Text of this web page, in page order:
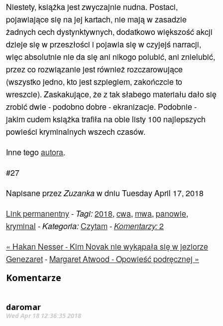
Niestety, książka jest zwyczajnie nudna. Postaci,
pojawiające się na jej kartach, nie mają w zasadzie
żadnych cech dystynktywnych, dodatkowo większość akcji
dzieje się w przeszłości i pojawia się w czyjejś narracji,
więc absolutnie nie da się ani nikogo polubić, ani znielubić,
przez co rozwiązanie jest również rozczarowujące
(wszystko jedno, kto jest szpiegiem, zakończcie to
wreszcie). Zaskakujące, że z tak słabego materiału dało się
zrobić dwie - podobno dobre - ekranizacje. Podobnie -
jakim cudem książka trafiła na obie listy 100 najlepszych
powieści kryminalnych wszech czasów.
Inne tegoautora.
#27
Napisane przezZuzankaw dniu Tuesday April 17, 2018
Link permanentny- Tagi:2018, cwa, mwa, panowie,
kryminal -Kategoria:Czytam-Komentarzy:2
« Hakan Nesser - Kim Novak nie wykąpała się w jeziorze
Genezaret- Margaret Atwood - Opowieść podręcznej »
Komentarze
daromar
Wed Apr 18 12:36:35 2018